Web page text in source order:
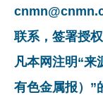
联系，签署授
凡本网注明“来
有色金属报）”